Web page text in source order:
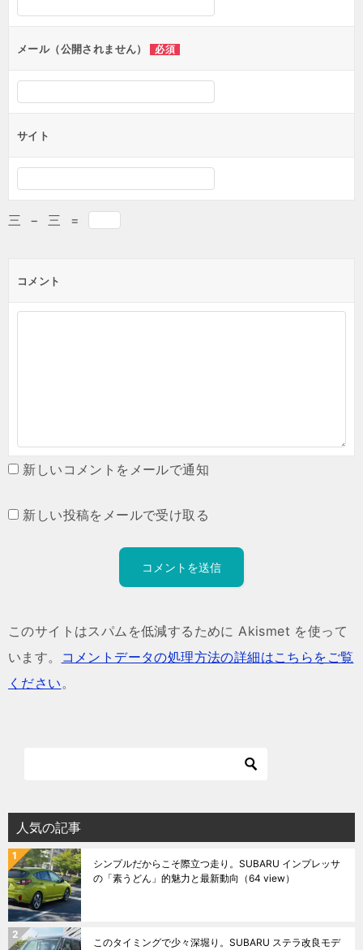
メール（公開されません） 必須
サイト
三 − 三 =
コメント
新しいコメントをメールで通知
新しい投稿をメールで受け取る
このサイトはスパムを低減するために Akismet を使って
います。
コメントデータの処理方法の詳細はこちらをご覧
ください。
人気の記事
シンプルだからこそ際立つ走り。SUBARU インプレッサ
の「素うどん」的魅力と最新動向 （64 view）
このタイミングで少々深堀り。SUBARU ステラ改良モデ